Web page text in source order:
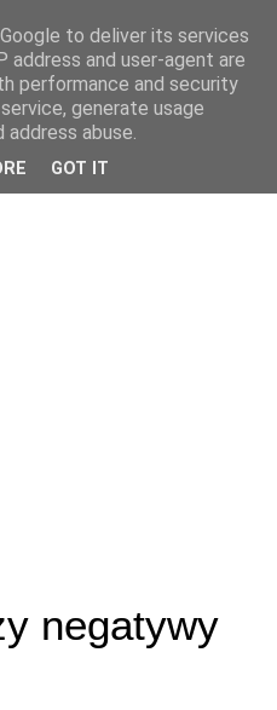
negatywy
to deliver its services
address and user-agent are
performance and security
generate usage
abuse.
GOT IT